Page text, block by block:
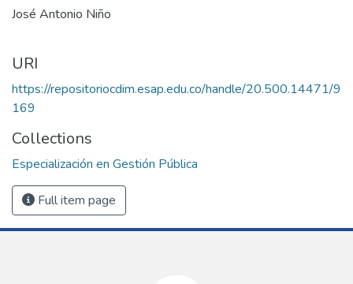
José Antonio Niño
URI
https://repositoriocdim.esap.edu.co/handle/20.500.14471/9
169
Collections
Especialización en Gestión Pública
Full item page